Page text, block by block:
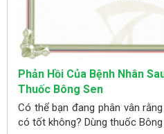
Phản Hồi Của Bệnh Nhân
Thuốc Bông Sen
Có thể bạn đang phân vân
có tốt không? Dùng thuốc Bông